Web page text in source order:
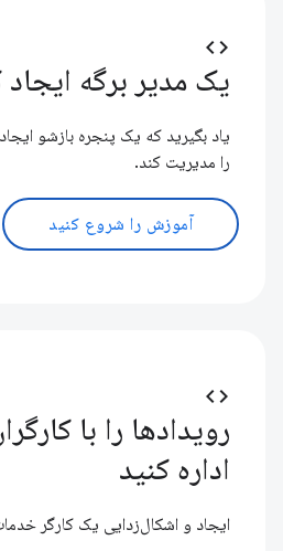
code
یک مدیر برگه ایجاد
یاد بگیرید که یک پنجره بازشو
را مدیریت کند.
آموزش را شروع کنید
code
رویدادها را با
اداره کنید
ایجاد و اشکال‌زدایی یک کارگر